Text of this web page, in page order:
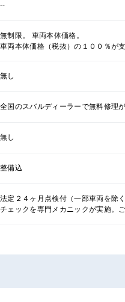
--
無制限。 車両本体価格。
車両本体価格（税抜）の１００％が
無し
全国のスバルディーラーで無料修理
無し
整備込
法定２４ヶ月点検付（一部車両を除
チェックを専門メカニックが実施。